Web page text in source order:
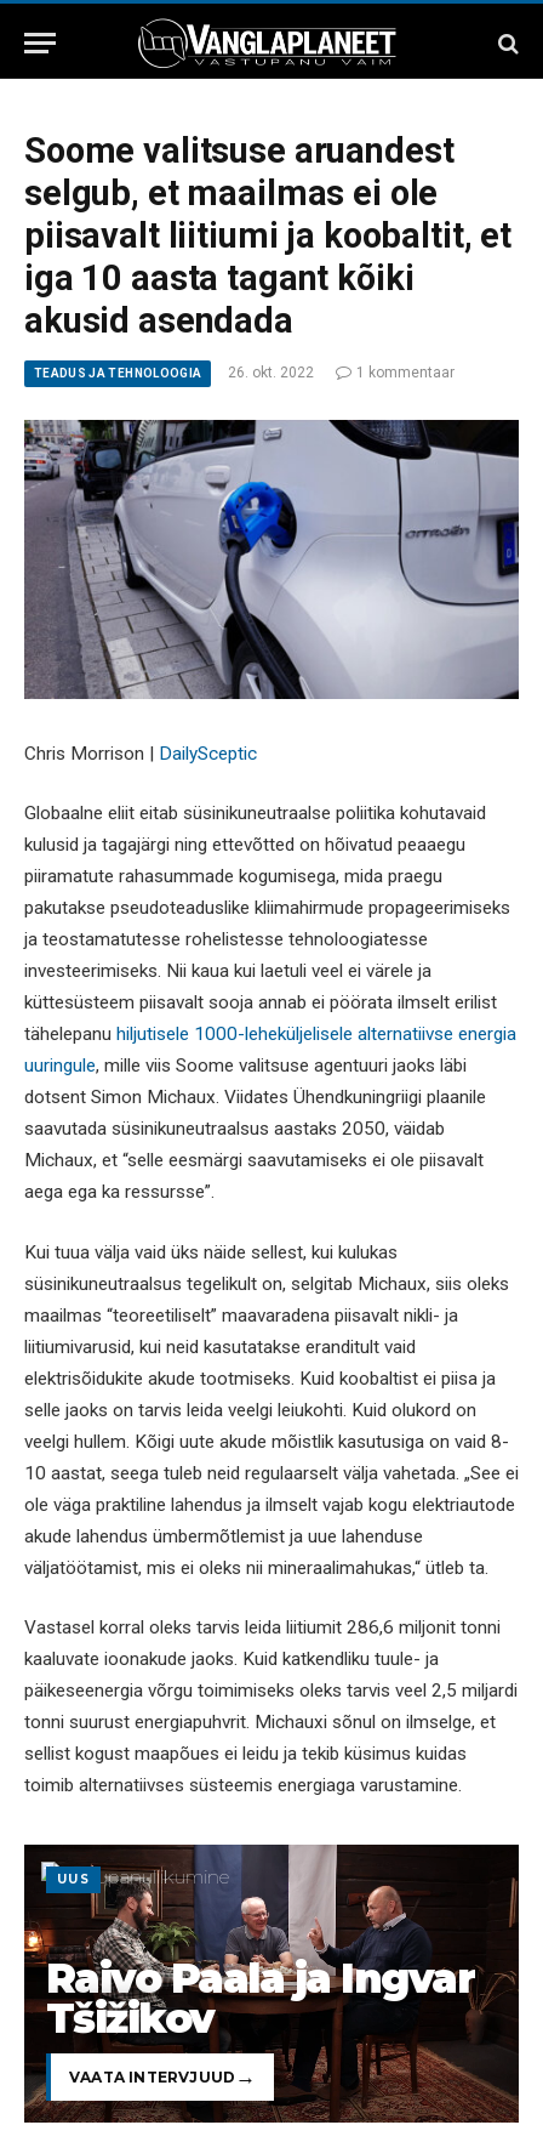
Soome valitsuse aruandest
selgub, et maailmas ei ole
piisavalt liitiumi ja koobaltit, et
iga 10 aasta tagant kõiki
akusid asendada
TEADUS JA TEHNOLOOGIA 26. okt. 2022 1 kommentaar
Chris Morrison | DailySceptic
Globaalne eliit eitab süsinikuneutraalse poliitika kohutavaid
kulusid ja tagajärgi ning ettevõtted on hõivatud peaaegu
piiramatute rahasummade kogumisega, mida praegu
pakutakse pseudoteaduslike kliimahirmude propageerimiseks
ja teostamatutesse rohelistesse tehnoloogiatesse
investeerimiseks. Nii kaua kui laetuli veel ei värele ja
küttesüsteem piisavalt sooja annab ei pöörata ilmselt erilist
tähelepanu hiljutisele 1000-leheküljelisele alternatiivse energia
uuringule, mille viis Soome valitsuse agentuuri jaoks läbi
dotsent Simon Michaux. Viidates Ühendkuningriigi plaanile
saavutada süsinikuneutraalsus aastaks 2050, väidab
Michaux, et “selle eesmärgi saavutamiseks ei ole piisavalt
aega ega ka ressursse”.
Kui tuua välja vaid üks näide sellest, kui kulukas
süsinikuneutraalsus tegelikult on, selgitab Michaux, siis oleks
maailmas “teoreetiliselt” maavaradena piisavalt nikli- ja
liitiumivarusid, kui neid kasutatakse eranditult vaid
elektrisõidukite akude tootmiseks. Kuid koobaltist ei piisa ja
selle jaoks on tarvis leida veelgi leiukohti. Kuid olukord on
veelgi hullem. Kõigi uute akude mõistlik kasutusiga on vaid 8-
10 aastat, seega tuleb neid regulaarselt välja vahetada. „See ei
ole väga praktiline lahendus ja ilmselt vajab kogu elektriautode
akude lahendus ümbermõtlemist ja uue lahenduse
väljatöötamist, mis ei oleks nii mineraalimahukas,“ ütleb ta.
Vastasel korral oleks tarvis leida liitiumit 286,6 miljonit tonni
kaaluvate ioonakude jaoks. Kuid katkendliku tuule- ja
päikeseenergia võrgu toimimiseks oleks tarvis veel 2,5 miljardi
tonni suurust energiapuhvrit. Michauxi sõnul on ilmselge, et
sellist kogust maapõues ei leidu ja tekib küsimus kuidas
toimib alternatiivses süsteemis energiaga varustamine.
UUS
Raivo Paala ja Ingvar
Tšižikov
VAATA INTERVJUUD